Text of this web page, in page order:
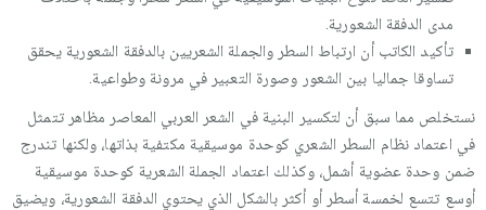
مدى الدفقة الشعورية.
تأكيد الكاتب أن ارتباط السطر والجملة الشعريين بالدفقة الشعورية يحقق
تساوقا جماليا بين الشعور وصورة التعبير في مرونة وطواعية.
نستخلص مما سبق أن لتكسير البنية في الشعر العربي المعاصر مظاهر تتمثل
في اعتماد نظام السطر الشعري كوحدة موسيقية مكتفية بذاتها، ولكنها تندرج
ضمن وحدة عضوية أشمل، وكذلك اعتماد الجملة الشعرية كوحدة موسيقية
أوسع تتسع لخمسة أسطر أو أكثر بالشكل الذي يحتوي الدفقة الشعورية، ويضيق